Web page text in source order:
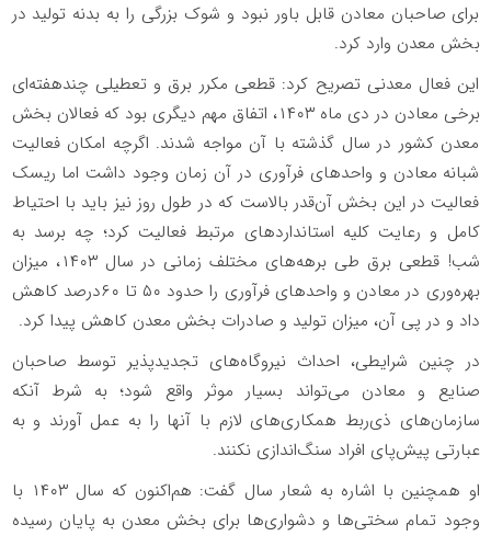
برای صاحبان معادن قابل باور نبود و شوک بزرگی را به بدنه تولید در
بخش معدن وارد کرد.
این فعال معدنی تصریح کرد: قطعی مکرر برق و تعطیلی چندهفته‌ای
برخی معادن در دی ماه ۱۴۰۳، اتفاق مهم دیگری بود که فعالان بخش
معدن کشور در سال گذشته با آن مواجه شدند. اگرچه امکان فعالیت
شبانه معادن و واحدهای فرآوری در آن زمان وجود داشت اما ریسک
فعالیت در این بخش آن‌قدر بالاست که در طول روز نیز باید با احتیاط
کامل و رعایت کلیه استانداردهای مرتبط فعالیت کرد؛ چه برسد به
شب! قطعی برق طی برهه‌های مختلف زمانی در سال ۱۴۰۳، میزان
بهره‌وری در معادن و واحدهای فرآوری را حدود ۵۰ تا ۶۰‌درصد کاهش
داد و در پی آن، میزان تولید و صادرات بخش معدن کاهش پیدا کرد.
در چنین شرایطی، احداث نیروگاه‌های تجدیدپذیر توسط صاحبان
صنایع و معادن می‌تواند بسیار موثر واقع شود؛ به شرط آنکه
سازمان‌های ذی‌ربط همکاری‌های لازم با آنها را به عمل آورند و به
عبارتی پیش‌پای افراد سنگ‌اندازی نکنند.
او همچنین با اشاره به شعار سال گفت: هم‌اکنون که سال ۱۴۰۳ با
وجود تمام سختی‌ها و دشواری‌ها برای بخش معدن به پایان رسیده